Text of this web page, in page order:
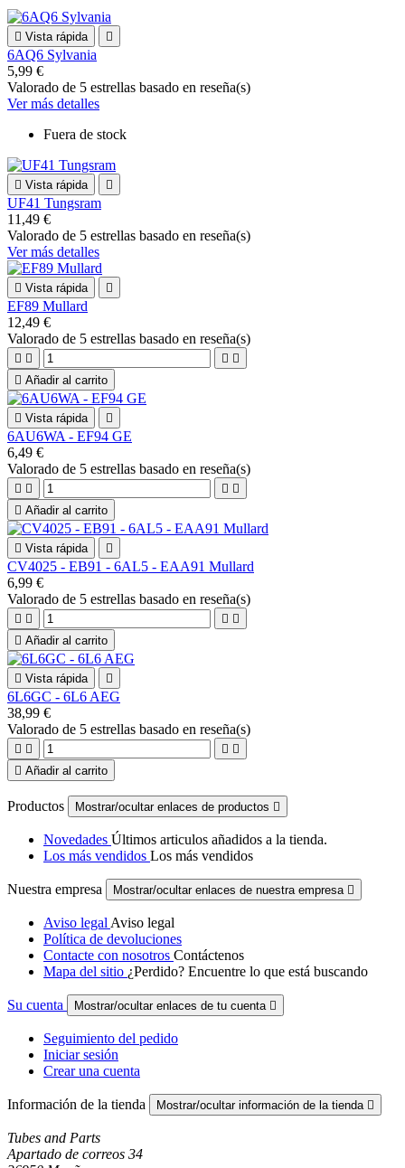
 Vista rápida 
6AQ6 Sylvania
5,99 €
Valorado de 5 estrellas basado en reseña(s)
Ver más detalles
Fuera de stock
 Vista rápida 
UF41 Tungsram
11,49 €
Valorado de 5 estrellas basado en reseña(s)
Ver más detalles
 Vista rápida 
EF89 Mullard
12,49 €
Valorado de 5 estrellas basado en reseña(s)
   
 Añadir al carrito
 Vista rápida 
6AU6WA - EF94 GE
6,49 €
Valorado de 5 estrellas basado en reseña(s)
   
 Añadir al carrito
 Vista rápida 
CV4025 - EB91 - 6AL5 - EAA91 Mullard
6,99 €
Valorado de 5 estrellas basado en reseña(s)
   
 Añadir al carrito
 Vista rápida 
6L6GC - 6L6 AEG
38,99 €
Valorado de 5 estrellas basado en reseña(s)
   
 Añadir al carrito
Productos Mostrar/ocultar enlaces de productos 
Novedades Últimos articulos añadidos a la tienda.
Los más vendidos Los más vendidos
Nuestra empresa Mostrar/ocultar enlaces de nuestra empresa 
Aviso legal Aviso legal
Política de devoluciones
Contacte con nosotros Contáctenos
Mapa del sitio ¿Perdido? Encuentre lo que está buscando
Su cuenta Mostrar/ocultar enlaces de tu cuenta 
Seguimiento del pedido
Iniciar sesión
Crear una cuenta
Información de la tienda Mostrar/ocultar información de la tienda 
Tubes and Parts
Apartado de correos 34